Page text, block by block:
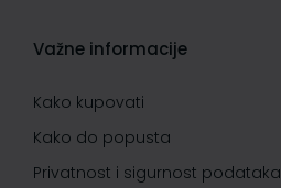
Važne informacije
Kako kupovati
Kako do popusta
Privatnost i sigurnost podataka